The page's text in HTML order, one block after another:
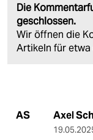
Die
geschlossen.
Wir öffnen die
Artikeln für etwa
AS Axel